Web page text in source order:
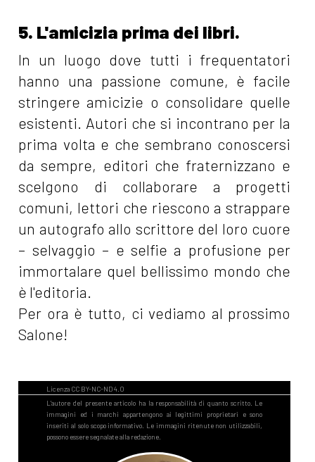
5. L'amicizia prima dei libri.
In un luogo dove tutti i frequentatori
hanno una passione comune, è facile
stringere amicizie o consolidare quelle
esistenti. Autori che si incontrano per la
prima volta e che sembrano conoscersi
da sempre, editori che fraternizzano e
scelgono di collaborare a progetti
comuni, lettori che riescono a strappare
un autografo allo scrittore del loro cuore
– selvaggio – e selfie a profusione per
immortalare quel bellissimo mondo che
è l'editoria.
Per ora è tutto, ci vediamo al prossimo
Salone!